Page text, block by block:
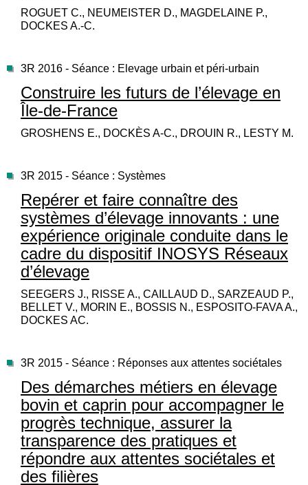
ROGUET C., NEUMEISTER D., MAGDELAINE P.,
DOCKES A.-C.
3R 2016 - Séance : Elevage urbain et péri-urbain
Construire les futurs de l’élevage en
Île-de-France
GROSHENS E., DOCKÈS A-C., DROUIN R., LESTY M.
3R 2015 - Séance : Systèmes
Repérer et faire connaître des
systèmes d’élevage innovants : une
expérience originale conduite dans le
cadre du dispositif INOSYS Réseaux
d’élevage
SEEGERS J., RISSE A., CAILLAUD D., SARZEAUD P.,
BELLET V., MORIN E., BOSSIS N., ESPOSITO-FAVA A.,
DOCKES AC.
3R 2015 - Séance : Réponses aux attentes sociétales
Des démarches métiers en élevage
bovin et caprin pour accompagner le
progrès technique, assurer la
transparence des pratiques et
répondre aux attentes sociétales et
des filières